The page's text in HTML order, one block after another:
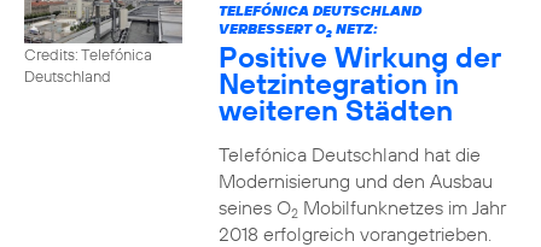
Credits: Telefónica
Deutschland
TELEFÓNICA DEUTSCHLAND
VERBESSERT O2NETZ:
Positive Wirkung der
Netzintegration in
weiteren Städten
Telefónica Deutschland hat die
Modernisierung und den Ausbau
seines O2Mobilfunknetzes im Jahr
2018 erfolgreich vorangetrieben.